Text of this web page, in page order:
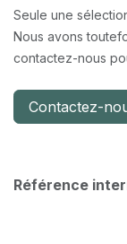
Seule une
Nous avons
contactez-nous
Contactez-
Référence